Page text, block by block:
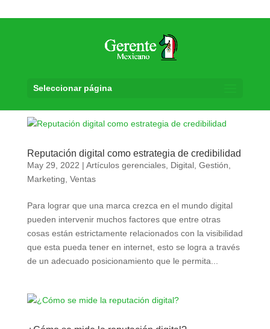
Seleccionar página
Reputación digital como estrategia de credibilidad
May 29, 2022 | Artículos gerenciales, Digital, Gestión
Marketing Ventas
Para lograr que una marca crezca en el mundo digital
pueden intervenir muchos factores que entre otras
cosas están estrictamente relacionados con la visibilidad
que esta pueda tener en internet, esto se logra a través
de un adecuado posicionamiento que le permita...